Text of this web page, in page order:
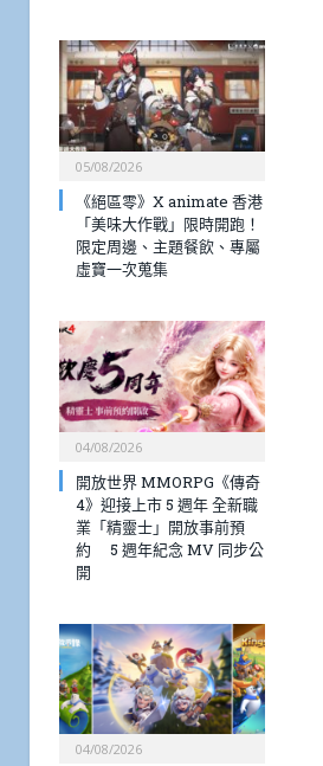
05/08/2026
《絕區零》X animate 香港
「美味大作戰」限時開跑！
限定周邊、主題餐飲、專屬
虛寶一次蒐集
04/08/2026
開放世界 MMORPG《傳奇
4》迎接上市 5 週年 全新職
業「精靈士」開放事前預
約 5 週年紀念 MV 同步公
開
04/08/2026